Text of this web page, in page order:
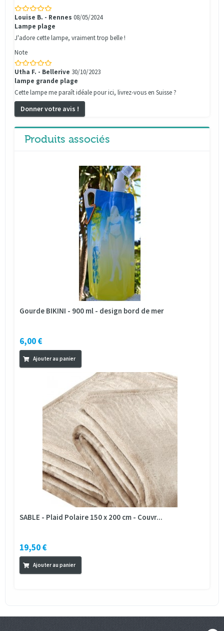
Louise B. - Rennes 08/05/2024
Lampe plage
J'adore cette lampe, vraiment trop belle !
Note
Utha F. - Bellerive 30/10/2023
lampe grande plage
Cette lampe me paraît idéale pour ici, livrez-vous en Suisse ?
Donner votre avis !
Produits associés
Gourde BIKINI - 900 ml - design bord de mer
6,00 €
Ajouter au panier
SABLE - Plaid Polaire 150 x 200 cm - Couvr...
19,50 €
Ajouter au panier